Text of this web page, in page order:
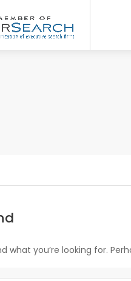
what you’re looking for.